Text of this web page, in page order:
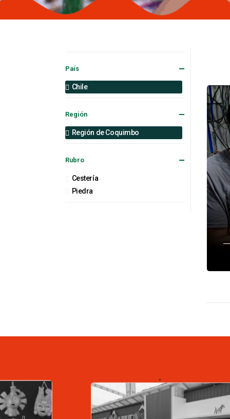
País
Chile
Región
Región de Coquimbo
Rubro
Cestería
Piedra